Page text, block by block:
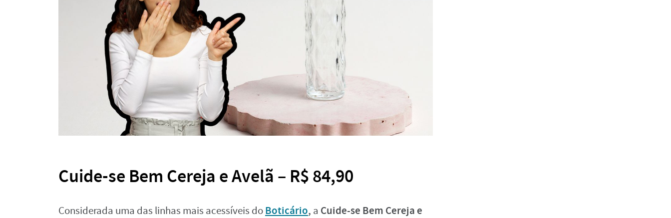
Cuide-se Bem Cereja e Avelã – R$ 84,90
Considerada uma das linhas mais acessíveis doBoticário, a Cuide-se Bem Cereja e